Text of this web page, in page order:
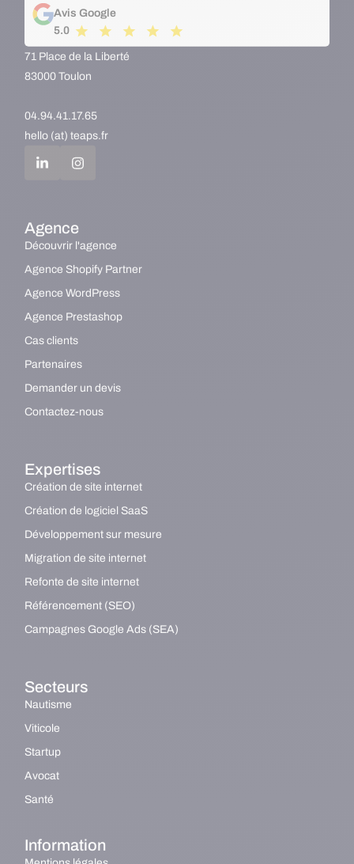
Avis Google
5.0
71 Place de la Liberté
83000 Toulon
04.94.41.17.65
hello (at) teaps.fr
Agence
Découvrir l'agence
Agence Shopify Partner
Agence WordPress
Agence Prestashop
Cas clients
Partenaires
Demander un devis
Contactez-nous
Expertises
Création de site internet
Création de logiciel SaaS
Développement sur mesure
Migration de site internet
Refonte de site internet
Référencement (SEO)
Campagnes Google Ads (SEA)
Secteurs
Nautisme
Viticole
Startup
Avocat
Santé
Information